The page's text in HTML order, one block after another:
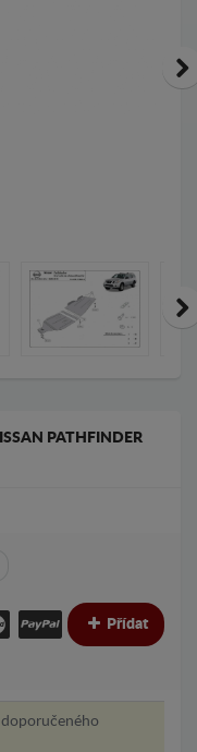
PATHFINDER
Přídat